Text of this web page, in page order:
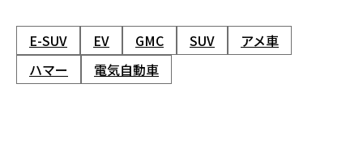
E-SUV EV GMC SUV
アメ車
ハマー
電気自動車